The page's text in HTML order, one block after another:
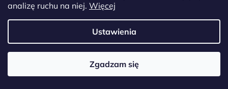
analizę ruchu na niej. Więcej
Ustawienia
Zgadzam się
Dostarczamy na terenie całej Europy
Więcej informacji